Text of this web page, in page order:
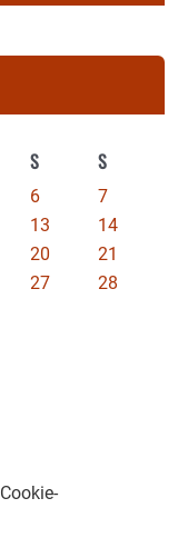
S S
6
7
13
14
20
21
27
28
Cookie-